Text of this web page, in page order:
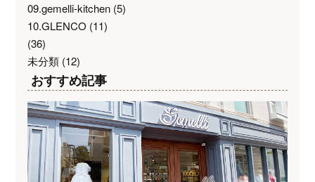
09.gemelli-kitchen(5)
10.GLENCO (11)
(36)
未分類(12)
おすすめ記事